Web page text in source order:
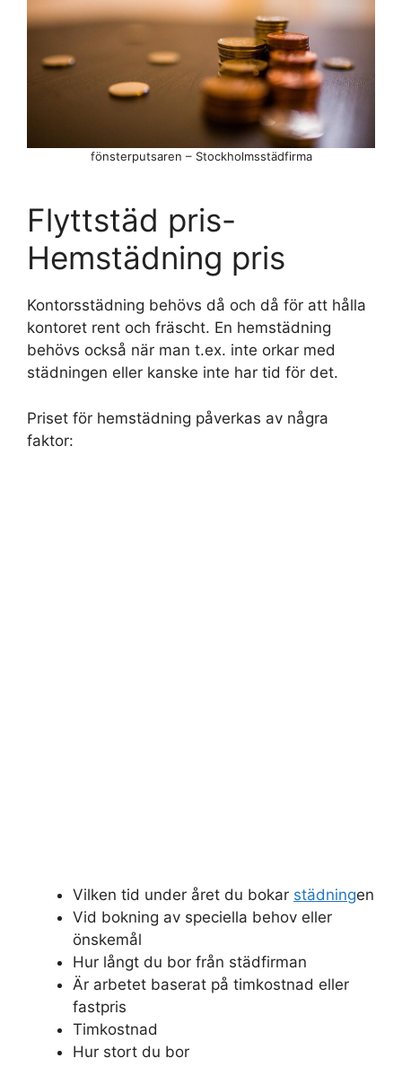
fönsterputsaren – Stockholmsstädfirma
Flyttstäd pris-
Hemstädning pris
Kontorsstädning behövs då och då för att hålla
kontoret rent och fräscht. En hemstädning
behövs också när man t.ex. inte orkar med
städningen eller kanske inte har tid för det.
Priset för hemstädning påverkas av några
faktor:
Vilken tid under året du bokar städningen
Vid bokning av speciella behov eller
önskemål
Hur långt du bor från städfirman
Är arbetet baserat på timkostnad eller
fastpris
Timkostnad
Hur stort du bor